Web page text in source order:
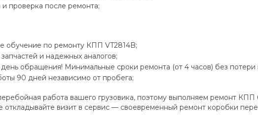
проверка после ремонта;
по ремонту КПП VT2814B;
и надежных аналогов;
обращения! Минимальные сроки ремонта (от 4 часов) без потери
90 дней независимо от пробега;
работа вашего грузовика, поэтому выполняем ремонт
визит в сервис — своевременный ремонт коробки